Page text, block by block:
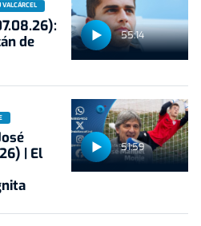
55:14
de
51:59
| El